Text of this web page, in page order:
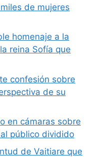
de mujeres
homenaje a la
reina Sofía que
confesión sobre
de su
en cámaras sobre
público dividido
de Vaitiare que